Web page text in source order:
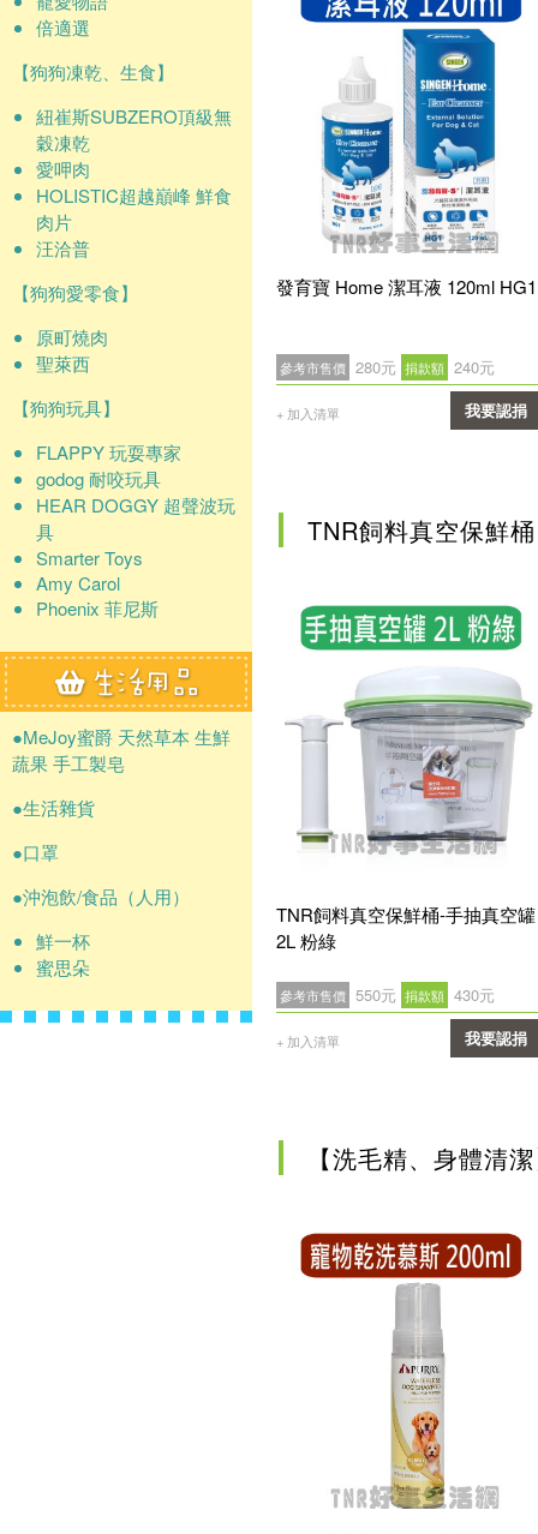
倍適選
【狗狗凍乾、生食】
紐崔斯SUBZERO頂級無
穀凍乾
愛呷肉
HOLISTIC超越巔峰 鮮食
肉片
汪洽普
【狗狗愛零食】
原町燒肉
聖萊西
【狗狗玩具】
FLAPPY 玩耍專家
godog 耐咬玩具
HEAR DOGGY 超聲波玩
具
Smarter Toys
Amy Carol
Phoenix 菲尼斯
●MeJoy蜜爵 天然草本 生鮮
蔬果 手工製皂
●生活雜貨
●口罩
●沖泡飲/食品（人用）
鮮一杯
蜜思朵
發育寶 Home 潔耳液 120ml HG1
參考市售價 280元 捐款額 240元
+ 加入清單 我要認捐
TNR飼料真空保鮮桶
TNR飼料真空保鮮桶-手抽真空罐
2L 粉綠
參考市售價 550元 捐款額 430元
+ 加入清單 我要認捐
【洗毛精、身體清